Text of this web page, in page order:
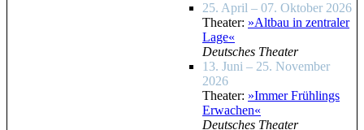
25. April – 07. Oktober 2026
Theater: »Altbau in zentraler
Lage«
Deutsches Theater
13. Juni – 25. November
2026
Theater: »Immer Frühlings
Erwachen«
Deutsches Theater